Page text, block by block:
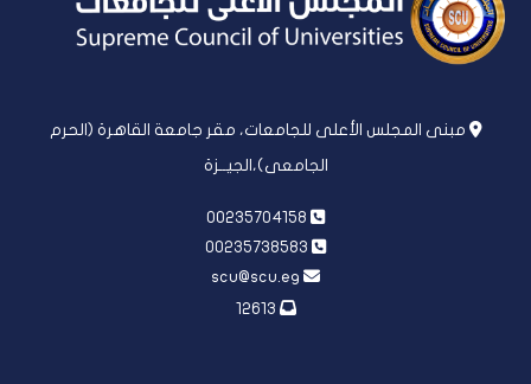
مبنى المجلس الأعلى للجامعات، مقر جامعة القاهرة (الحرم
الجامعى)،الجيــزة